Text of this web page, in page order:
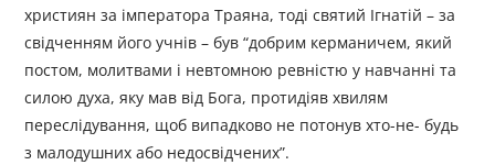
християн за імператора Траяна, тоді святий Ігнатій – за
свідченням його учнів – був “добрим керманичем, який
постом, молитвами і невтомною ревністю у навчанні та
силою духа, яку мав від Бога, протидіяв хвилям
переслідування, щоб випадково не потонув хто-не- будь
з малодушних або недосвідчених”.